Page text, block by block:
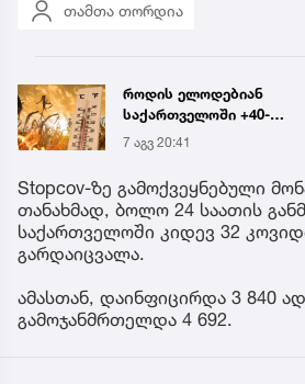
თამთა თორდია
როდის ელოდებიან
საქართველოში +40-
გრადუსიან სიცხეს
7 აგვ 20:41
Stopcov-ზე გამოქვეყნებული
თანახმად, ბოლო 24 საათის
საქართველოში კიდევ 32
გარდაიცვალა.
ამასთან, დაინფიცირდა 3 840
გამოჯანმრთელდა 4 692.